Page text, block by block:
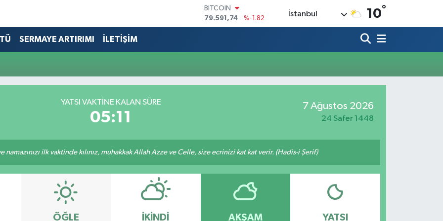
BITCOIN
79.591,74
%-1.82
DOLAR
61,60380
%0.18
İstanbul 10°
SERMAYE ARTIRIMI İLETİŞİM
YATSI VAKTİNE KALAN SÜRE
05:11
7 Ağustos 2026
24 Safer 1448
namazınızı ilk vaktinde kılınız, muhakkak Allah Azze ve Celle, size ecrinizi kat kat verir. (Hadis-i Şerif)
ÖĞLE İKINDI AKŞAM YATSI